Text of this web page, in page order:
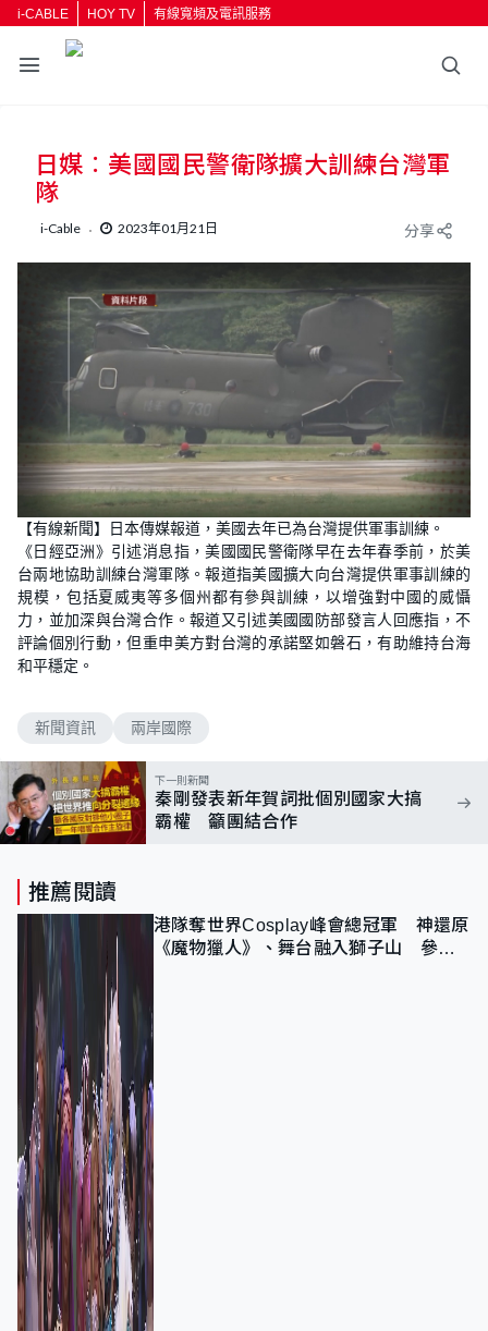
i-CABLE HOY TV 有線寬頻及電訊服務
日媒︰美國國民警衛隊擴大訓練台灣軍
隊
i-Cable 2023年01月21日 分享
【有線新聞】日本傳媒報道，美國去年已為台灣提供軍事訓練。
《日經亞洲》引述消息指，美國國民警衛隊早在去年春季前，於美
台兩地協助訓練台灣軍隊。報道指美國擴大向台灣提供軍事訓練的
規模，包括夏威夷等多個州都有參與訓練，以增強對中國的威懾
力，並加深與台灣合作。報道又引述美國國防部發言人回應指，不
評論個別行動，但重申美方對台灣的承諾堅如磐石，有助維持台海
和平穩定。
新聞資訊 兩岸國際
下一則新聞
秦剛發表新年賀詞批個別國家大搞
霸權 籲團結合作
推薦閱讀
港隊奪世界Cosplay峰會總冠軍 神還原
《魔物獵人》、舞台融入獅子山 參賽